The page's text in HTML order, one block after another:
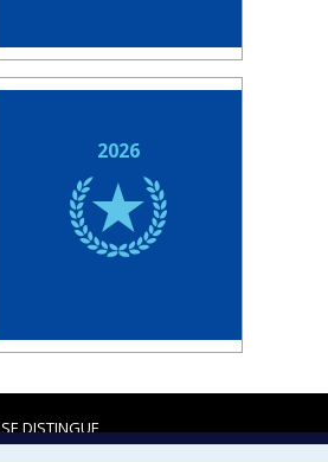
2026
DISTINGUE